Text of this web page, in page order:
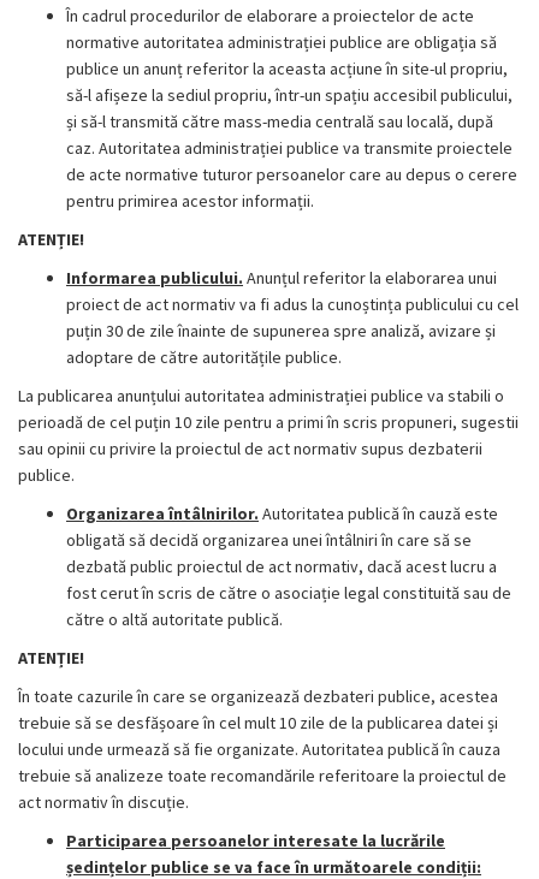
În cadrul procedurilor de elaborare a proiectelor de acte
normative autoritatea administrației publice are obligația să
publice un anunț referitor la aceasta acțiune în site-ul propriu,
să-l afișeze la sediul propriu, într-un spațiu accesibil publicului,
și să-l transmită către mass-media centrală sau locală, după
caz. Autoritatea administrației publice va transmite proiectele
de acte normative tuturor persoanelor care au depus o cerere
pentru primirea acestor informații.
ATENȚIE!
Informarea publicului. Anunțul referitor la elaborarea unui
proiect de act normativ va fi adus la cunoștința publicului cu cel
puțin 30 de zile înainte de supunerea spre analiză, avizare și
adoptare de către autoritățile publice.
La publicarea anunțului autoritatea administrației publice va stabili o
perioadă de cel puțin 10 zile pentru a primi în scris propuneri, sugestii
sau opinii cu privire la proiectul de act normativ supus dezbaterii
publice.
Organizarea întâlnirilor. Autoritatea publică în cauză este
obligată să decidă organizarea unei întâlniri în care să se
dezbată public proiectul de act normativ, dacă acest lucru a
fost cerut în scris de către o asociație legal constituită sau de
către o altă autoritate publică.
ATENȚIE!
În toate cazurile în care se organizează dezbateri publice, acestea
trebuie să se desfășoare în cel mult 10 zile de la publicarea datei și
locului unde urmează să fie organizate. Autoritatea publică în cauza
trebuie să analizeze toate recomandările referitoare la proiectul de
act normativ în discuție.
Participarea persoanelor interesate la lucrările
ședințelor publice se va face în următoarele condiții: